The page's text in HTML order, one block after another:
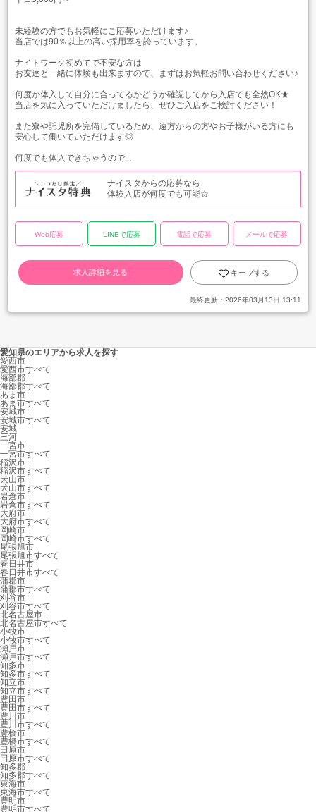
未経験の方でもお気軽にご応募いただけます♪
当店では90％以上の高い採用率を誇っています。
ナイトワーク初めてで不安な方は
お友達と一緒に体験も出来ますので、まずはお気軽お問い合わせください♪
何度か体入して自分に合ってるかどうか確認してから入店でも全然OK★
当店を気に入っていただけましたら、ぜひご入店をご検討ください！
また寮や託児所を完備しているため、遠方からの方やお子様がいる方にも
安心して働いていただけます◎
何度でも体入できちゃうので...
ナイスタからの応募なら
体験入店が何度でも可能☆
Web応募 LINEで応募 電話で応募 メールで応募
求人詳細を見る キープする
最終更新： 2026年03月13日 13:11
愛知県のエリアから求人を探す
愛西市
愛西市すべて
海部郡
海部郡すべて
あま市
あま市すべて
安城市
安城市すべて
安城
三河
一宮市
一宮市すべて
稲沢市
稲沢市すべて
犬山市
犬山市すべて
岩倉市
岩倉市すべて
大府市
大府市すべて
岡崎市
岡崎市すべて
尾張旭市
尾張旭市すべて
春日井市
春日井市すべて
蒲郡市
蒲郡市すべて
刈谷市
刈谷市すべて
北名古屋市
北名古屋市すべて
小牧市
小牧市すべて
瀬戸市
瀬戸市すべて
知多市
知多市すべて
知立市
知立市すべて
豊田市
豊田市すべて
豊川市
豊川市すべて
豊橋市
豊橋市すべて
田原市
田原市すべて
知多郡
知多郡すべて
東海市
東海市すべて
豊明市
豊明市すべて